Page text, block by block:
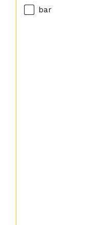
bar